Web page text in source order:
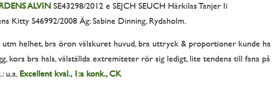
ALVIN SE43298/2012 e SEJCH SEUCH Härkilas Tanjer Ii
Kitty S46992/2008 Äg: Sabine Dinning, Rydaholm.
utm helhet, bra öron välskuret huvud, bra uttryck & proportioner kunde ha
kors bra hals, välställda extremiteter rör sig ledigt, lite tendens till fana på
u,a. Excellent kval., 1:a konk., CK